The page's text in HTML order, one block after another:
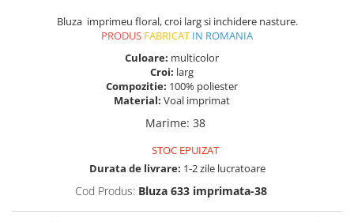
Bluza imprimeu floral, croi larg si inchidere nasture.
PRODUS FABRICAT IN ROMANIA
Culoare: multicolor
Croi: larg
Compozitie: 100% poliester
Material: Voal imprimat
Marime: 38
STOC EPUIZAT
Durata de livrare: 1-2 zile lucratoare
Cod Produs: Bluza 633 imprimata-38